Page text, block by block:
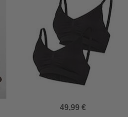
49,99 €